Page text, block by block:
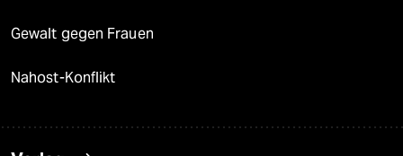
Gewalt gegen Frauen
Nahost-Konflikt